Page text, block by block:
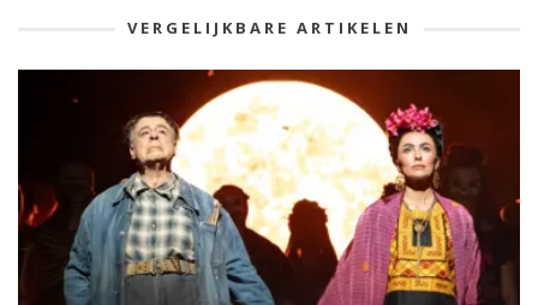
VERGELIJKBARE ARTIKELEN